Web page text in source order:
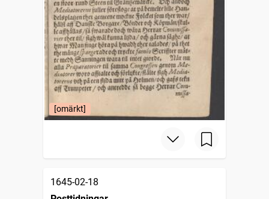
[omärkt]
1645-02-18